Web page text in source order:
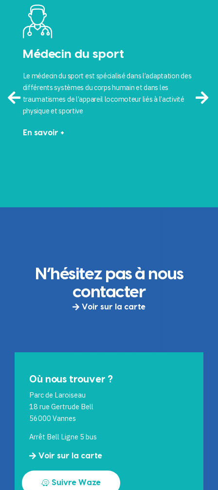
Médecin du sport
Le médecin du sport est spécialisé dans l’adaptation des
différents systèmes du corps humain et dans les
traumatismes de l’appareil locomoteur liés à l’activité
physique et sportive
En savoir +
N’hésitez pas à nous
contacter
Voir sur la carte
Où nous trouver ?
Parc de Laroiseau
18 rue Gertrude Bell
56000 Vannes
Arrêt Bell Ligne 5 bus
Voir sur la carte
Suivre Waze